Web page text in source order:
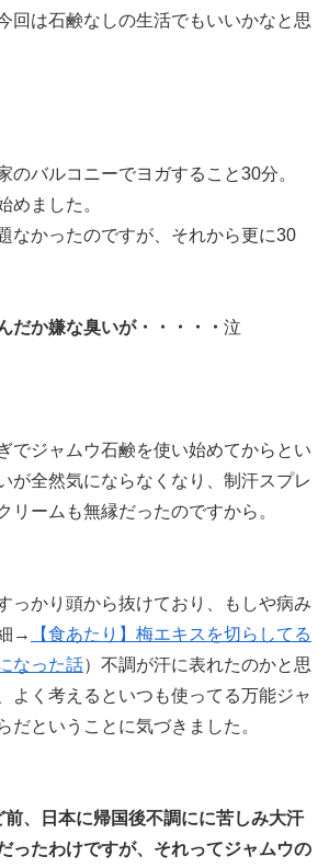
回は石鹸なしの生活でもいいかなと思
のバルコニーでヨガすること30分。
めました。
なかったのですが、それから更に30
だか嫌な臭いが・・・・・ 泣
でジャムウ石鹸を使い始めてからとい
が全然気にならなくなり、 制汗スプレ
リームも無縁だったのですから。
っかり頭から抜けており、もしや病み
→
【食あたり】梅エキスを切らしてる
なった話）不調が汗に表れたのかと思
よく考えるといつも使ってる万能ジャ
だということに気づきました。
前、日本に帰国後不調にに苦しみ大汗
ったわけですが、それってジャムウの